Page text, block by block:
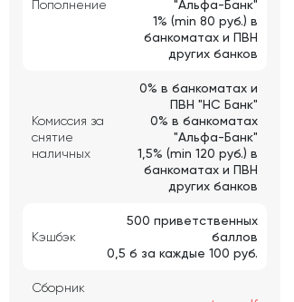
Пополнение
"Альфа-Банк"
1% (min 80 руб.) в
банкоматах и ПВН
других банков
Комиссия за
снятие
наличных
0% в банкоматах и
ПВН "НС Банк"
0% в банкоматах
"Альфа-Банк"
1,5% (min 120 руб.) в
банкоматах и ПВН
других банков
Кэшбэк
500 приветственных
баллов
0,5 б за каждые 100 руб.
Сборник